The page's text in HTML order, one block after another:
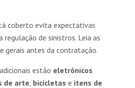
coberto evita expectativas
regulação de sinistros. Leia as
gerais antes da contratação.
estão eletrônicos
de arte bicicletas e itens de